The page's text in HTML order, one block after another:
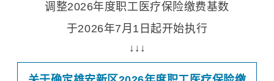
调整2026年度职工医疗保险缴费基数
于2026年7月1日起开始执行
↓ ↓ ↓